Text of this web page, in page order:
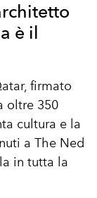
è il
firmato
oltre 350
cultura e la
a The Ned
in tutta la